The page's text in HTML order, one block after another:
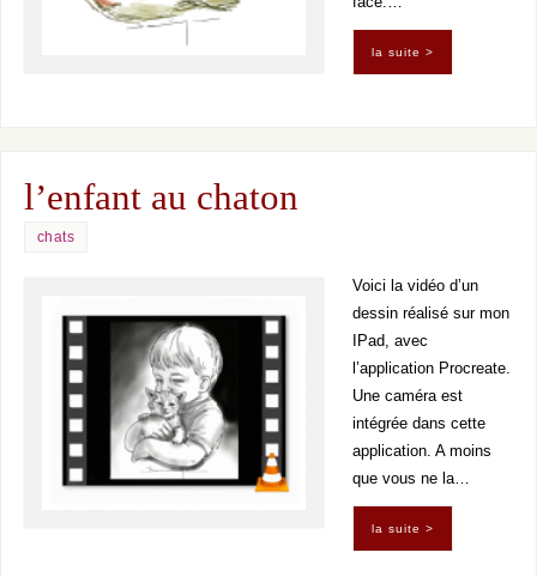
la suite >
l’enfant au chaton
chats
Voici la vidéo d’un
dessin réalisé sur mon
IPad, avec
l’application Procreate.
Une caméra est
intégrée dans cette
application. A moins
que vous ne la…
la suite >